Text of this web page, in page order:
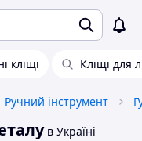
кліщі Кліщі для
Ручний інструмент
в Україні